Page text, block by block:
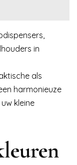
in
als
harmonieuze
kleine